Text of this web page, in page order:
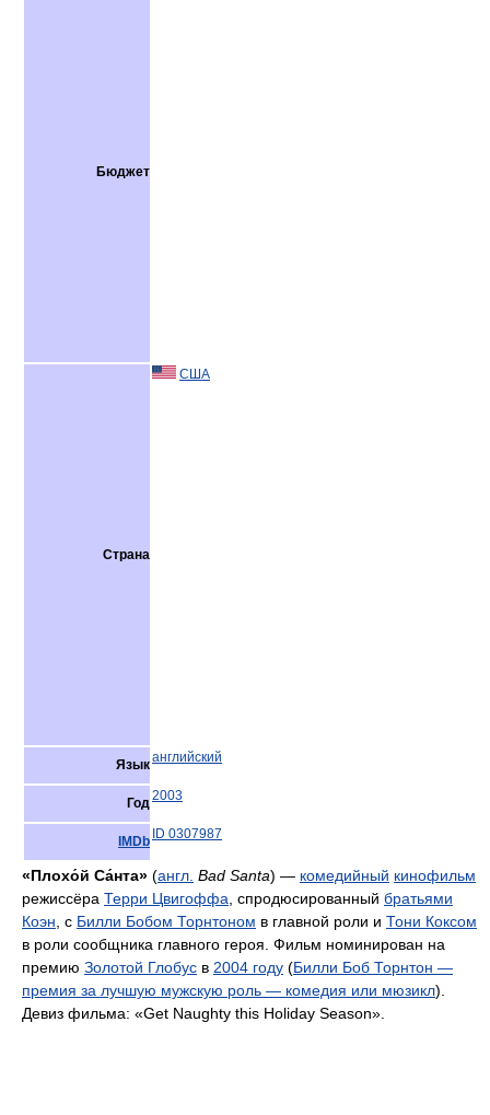
Бюджет
Страна
США
Языканглийский
Год2003
IMDb ID 0307987
«Плохо́й Са́нта» (англ. Bad Santa) — комедийный кинофильм
режиссёра Терри Цвигоффа , спродюсированный братьями
Коэн , с Билли Бобом Торнтоном в главной роли и Тони Коксом
в роли сообщника главного героя. Фильм номинирован на
премию Золотой Глобус в 2004 году (Билли Боб Торнтон —
премия за лучшую мужскую роль — комедия или мюзикл).
Девиз фильма: «Get Naughty this Holiday Season».